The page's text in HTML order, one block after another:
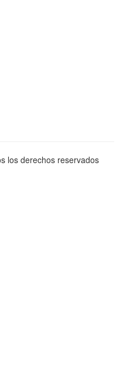
los derechos reservados